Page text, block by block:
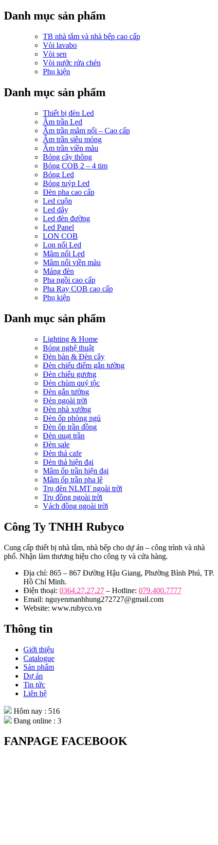
Danh mục sản phẩm
TB nhà tắm và nhà bếp cao cấp
Vòi lavabo
Vòi sen
Vòi nước rửa chén
Phụ kiện
Danh mục sản phẩm
Thiết bị đèn Led
Âm trần Led
Âm trần mâm nổi – Cao cấp
Âm trần siêu mỏng
Âm trần viền màu
Bóng cây thông
Bóng COB 2 – 4 tim
Bóng Led
Bóng tuýp Led
Đèn pha cao cấp
Led cuộn
Led dây
Led đèn đường
Led Panel
LON COB
Lon nổi Led
Mâm nổi Led
Mâm nổi viền màu
Máng đèn
Pha ngồi cao cấp
Pha Ray COB cao cấp
Phụ kiện
Danh mục sản phẩm
Lighting & Home
Bóng nghệ thuật
Đèn bàn & Đèn cây
Đèn chiếu điểm gắn tường
Đèn chiếu gương
Đèn chùm quý tộc
Đèn gắn tường
Đèn ngoài trời
Đèn nhà xưởng
Đèn ốp phòng ngủ
Đèn ốp trần đồng
Đèn quạt trần
Đèn sale
Đèn thả cafe
Đèn thả hiện đại
Mâm ốp trần hiện đại
Mâm ốp trần pha lê
Trụ đèn NLMT ngoài trời
Trụ đồng ngoài trời
Vách đồng ngoài trời
Công Ty TNHH Rubyco
Cung cấp thiết bị nhà tắm, nhà bếp cho dự án – công trình và nhà
phố. Nhận làm thương hiệu cho công ty và cửa hàng.
Địa chỉ: 865 – 867 Đường Hậu Giang, Phường Bình Phú, TP.
Hồ Chí Minh.
Điện thoại: 0364.27.27.27 – Hotline: 079.400.7777
Email: nguyenmanhhung272727@gmail.com
Website: www.rubyco.vn
Thông tin
Giới thiệu
Catalogue
Sản phẩm
Dự án
Tin tức
Liên hệ
Hôm nay : 516
Đang online : 3
FANPAGE FACEBOOK